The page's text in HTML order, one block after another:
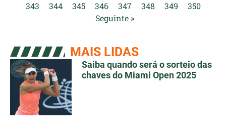
343
344 345 346 347 348 349
350
Seguinte »
MAIS LIDAS
Saiba quando será o sorteio das
chaves do Miami Open 2025